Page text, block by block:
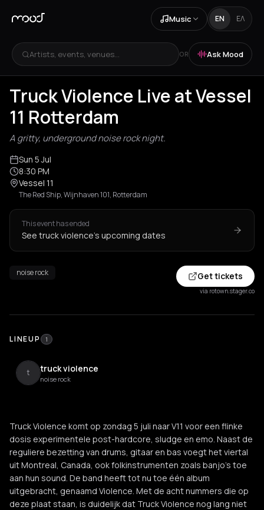
Music EN ΕΛ
Artists, events, venues... OR Ask Mood
Truck Violence Live at Vessel
11 Rotterdam
A gritty, underground noise rock night.
Sun 5 Jul
8:30 PM
Vessel 11
The Red Ship, Wijnhaven 101, Rotterdam
This event has ended
See truck violence's upcoming dates
noise rock Get tickets
via rotown.stager.co
LINEUP 1
t truck violence
noise rock
Truck Violence komt op zondag 5 juli naar V11 voor een flinke
dosis experimentele post-hardcore, sludge en emo. Naast de
reguliere bezetting van drums, gitaar en bas voegt het viertal
uit Montreal, Canada, ook folkinstrumenten zoals banjo’s toe
aan hun sound. De band heeft tot nu toe één album
uitgebracht, genaamd Violence. Met de acht nummers die op
deze plaat staan, is duidelijk dat Truck Violence nog lang niet